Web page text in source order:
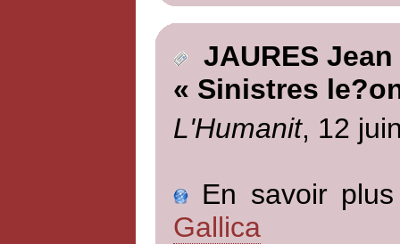
JAURES Jean
« Sinistres
L'Humanit, 12
En savoir
Gallica